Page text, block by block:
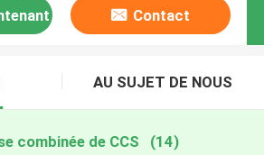
Contact
AU SUJET DE NOUS
combinée de CCS (14)